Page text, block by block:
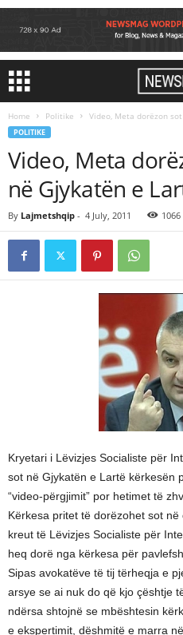
Home Politike Video, Meta dorëzon
POLITIKE
Video, Meta
në Gjykatën e
By Lajmetshqip - 4 July, 2011 1066
Kryetari i Lëvizjes Socialiste për
sot në Gjykatën e Lartë kërkesën
“video-përgjimit” por hetimet të
Kërkesa pritet të dorëzohet sot
kreut të Lëvizjes Socialiste për
heq dorë nga kërkesa për
Sipas avokatëve të tij tërheqja e
arsye se ai nuk do që kjo çështje
ndërsa shtojnë se mbështesin
e ekspertimit, dëshmitë e marra